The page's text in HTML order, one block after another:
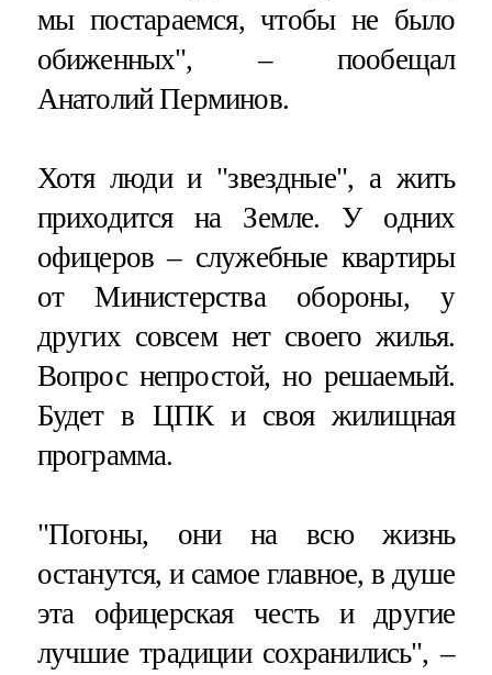
мы постараемся, чтобы не было
обиженных", – пообещал
Анатолий Перминов.
Хотя люди и "звездные", а жить
приходится на Земле. У одних
офицеров – служебные квартиры
от Министерства обороны, у
других совсем нет своего жилья.
Вопрос непростой, но решаемый.
Будет в ЦПК и своя жилищная
программа.
"Погоны, они на всю жизнь
останутся, и самое главное, в душе
эта офицерская честь и другие
лучшие традиции сохранились", –